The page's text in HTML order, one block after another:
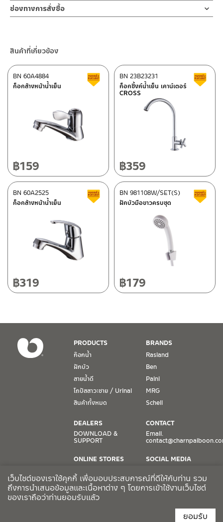
ในห้องน้ำ โดยหัวฉีดรับประกัน 1 ปี ไม่รั่วซึม
ขอแขวน
ผลิตจาก ABS
สินค้าและสร้างความเสียหายได้ หากตรวจพบเศษละอองต่างๆในสินค้า
จะไม่อยู่ในเงื่อนไขการรับประกัน
2. ทำความสะอาดสินค้าโดยการใช้ผ้านุ่มๆชุบน้ำหมาดๆแล้วเช็ดให้แห้ง
3. ห้ามใช้สารเคมีที่มีฤทธิ์เป็นกรด ในการทำความสะอาด เนื่องจากผิว
บนตัวสินค้า ซึ่งจะสร้างความเสียหายให้เกิดขึ้นกับผิวของสินค้าได้
ช่องทางออนไลน์
– Email: contact@charnpaiboon.com
ศูนย์บริการและอะไหล่ กรุงเทพฯ
662/61-62 ถนน พระราม3 แขวงบางโพงพาง เขตยานนาวา กรุงเทพฯ
โทร: 02-358-0080 / 080-075-8668 / 091-545-0556
ศูนย์บริการและอะไหล่ เชียงใหม่
118/33 โครงการอรสิริน ม.8 ต.สันปูเลย อ.ดอยสะเก็ด เชียงใหม่
โทร: 080-075-2626
วันจันทร์ – วันศุกร์ เวลา 8:30-17:30 น.
วันเสาร์ เวลา 8:30-15:00 น.
1. การรับประกัน จะต้องมีหลักฐานการซื้อ หรือ ใบเสร็จ โดยทางบริษัทฯ
ขอตรวจสอบโดยนับวันซื้อขายเป็นสำคัญ ทางบริษัทฯ ไม่สามารถให้
เงื่อนไขการรับประกันสินค้าได้ หากไม่มีเอกสารดังกล่าว
2. การรับประกันสินค้า จะรับประกันฉพาะสินค้าที่อยู่ในสภาพการใช้งาน
ปกติ หากมีตำหนิ ชำรุด ร้าว ตกพื้น หรือสภาพภายนอกอยู่ในสภาพที่ใช้
3. การรับประกันสินค้า จะรับประกันเฉพาะชิ้นส่วนที่แจ้ง เช่น ก๊อกน้ำ จะ
รับประกันเฉพาะวาล์วก๊อกน้ำไม่รั่วซึม ดังนั้นการรับประกันจะเป็นการ
เปลี่ยนเฉพาะชิ้นส่วนที่รับประกันนั้นๆ
4. ในกรณีที่ทางบริษัทฯ ต้องชดเชยสินค้าชิ้นใหม่ให้ลูกค้า ทางบริษัทฯ จะ
ไม่ได้จัดหาช่างในการติดตั้งใหม่ หรือจัดหาช่างในการรื้อถอนสินค้าที่เสีย
หายให้กับลูกค้า หากมีวัสดุอุปกรณ์ที่เกี่ยวเนื่องกับสินค้าของบริษัทฯ ที่มี
ผลกระทบกับการติดตั้งใหม่ หรือเกิดจากการรื้อถอนสินค้าที่เสียหาย ทา
งบริษัทฯ จะไม่รับผิดชอบถึงค่าใช้จ่าย หรือชดเชยวัสดุอุปกรณ์ที่เกี่ยว
ช่องทางการสั่งซื้อ
– Shopee
–Lazada
–ซื้อสินค้าชิ้นนี้บน Shopee>> คลิกที่นี่<<
คลิกที่นี่<<
ติดต่อพนักงานขาย / Contact Sales Staff
โทร: 02-285-5795
@charnpaiboon.sales
ติดต่อ ชาญไพบูลย์ / Contact Us
สินค้าที่เกี่ยวข้อง
ก็อกล้างหน้าน้ำเย็น
BN 60A4884 สินค้าลดราคา เคลียร์สต็อก
฿159
ก็อกซิ้งค์น้ำเย็น เคาน์เตอร์
CROSS
BN 23B23231
฿359
ก็อกล้างหน้าน้ำเย็น
BN 60A2525 สินค้าลดราคา เคลียร์สต็อก
฿319
ฝักบัวมือขาวครบชุด
BN 981108W/SET(S)
฿179
PRODUCTS
ก๊อกน้ำ
ฝักบัว
สายน้ำดี
โถปัสสาวะชาย / Urinal
สินค้าทั้งหมด
BRANDS
Rasland
Ben
Paini
MRG
Schell
DEALERS
DOWNLOAD &
SUPPORT
ONLINE STORES
Shopee
CONTACT
Email.
SOCIAL MEDIA
Facebook
เว็บไซต์ของเราใช้คุกกี้ เพื่อมอบประสบการณ์ที่ดีให้กับท่าน รวม
ถึงการนำเสนอข้อมูลและเนื้อหาต่าง ๆ โดยการเข้าใช้งานเว็บไซต์
ของเราถือว่าท่านยอมรับแล้ว
ยอมรับ